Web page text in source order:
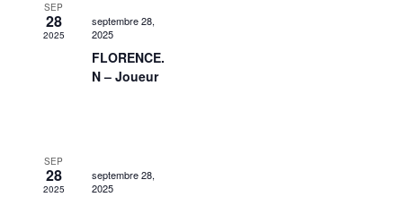
SEP
28
2025
septembre 28,
2025
FLORENCE.
N – Joueur
SEP
28
2025
septembre 28,
2025